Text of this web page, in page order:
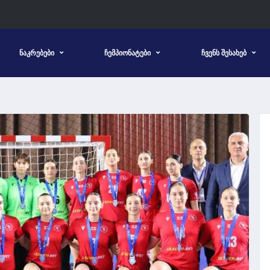
ᲜᲐᲙᲠᲔᲑᲔᲑᲘ ᲩᲔᲛᲞᲘᲝᲜᲐᲢᲔᲑᲘ ᲩᲕᲔᲜᲡ ᲨᲔᲡᲐᲮᲔᲑ